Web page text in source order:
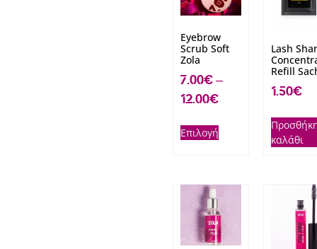
Eyebrow
Scrub Soft
Zola
7.00€–
12.00€
Επιλογή
Lash
Refill
1.50€
καλάθι